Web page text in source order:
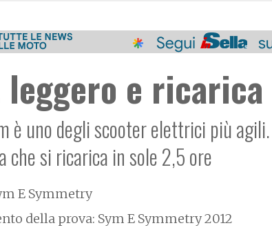
leggero e
è uno degli scooter elettrici più
che si ricarica in sole 2,5 ore
E Symmetry
della prova: Sym E Symmetry 2012